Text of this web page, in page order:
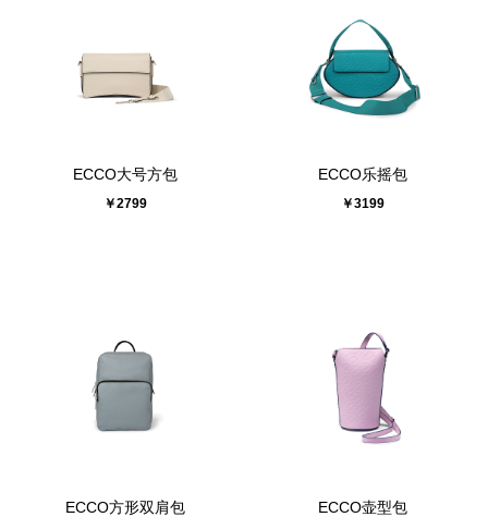
ECCO大号方包
￥2799
ECCO乐摇包
￥3199
ECCO方形双肩包 ECCO壶型包